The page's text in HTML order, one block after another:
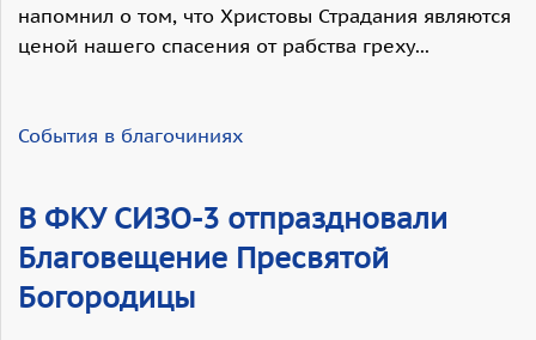
напомнил о том, что Христовы Страдания являются
ценой нашего спасения от рабства греху...
События в благочиниях
В ФКУ СИЗО-3 отпраздновали
Благовещение Пресвятой
Богородицы